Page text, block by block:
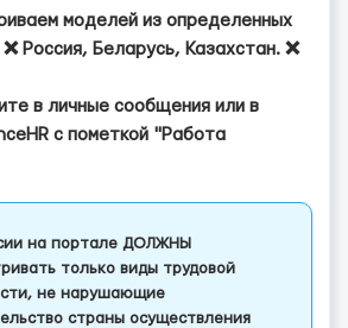
моделей из определенных
Россия, Беларусь, Казахстан. ❌
в личные сообщения или в
с пометкой "Работа
на портале ДОЛЖНЫ
только виды трудовой
не нарушающие
страны осуществления